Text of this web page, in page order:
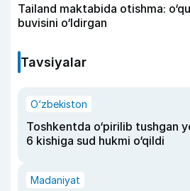
Tailand maktabida otishma:
buvisini o‘ldirgan
Tavsiyalar
O‘zbekiston
Toshkentda o‘pirilib tushgan
6 kishiga sud hukmi o‘qildi
Madaniyat